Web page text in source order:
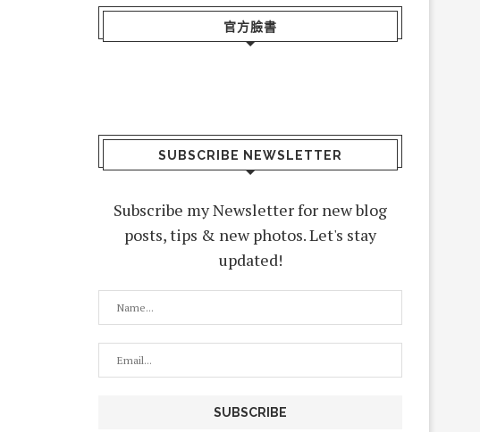
官方臉書
SUBSCRIBE NEWSLETTER
Subscribe my Newsletter for new blog
posts, tips & new photos. Let's stay
updated!